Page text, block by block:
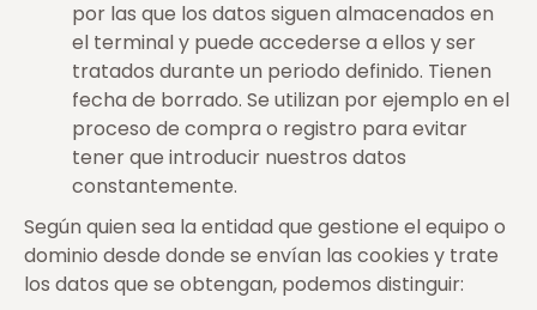
por las que los datos siguen almacenados en
el terminal y puede accederse a ellos y ser
tratados durante un periodo definido. Tienen
fecha de borrado. Se utilizan por ejemplo en el
proceso de compra o registro para evitar
tener que introducir nuestros datos
constantemente.
Según quien sea la entidad que gestione el equipo o
dominio desde donde se envían las cookies y trate
los datos que se obtengan, podemos distinguir: